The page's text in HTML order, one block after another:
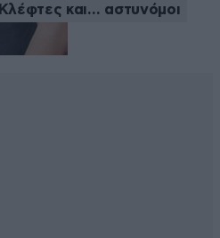
Κλέφτες και… αστυνόμοι